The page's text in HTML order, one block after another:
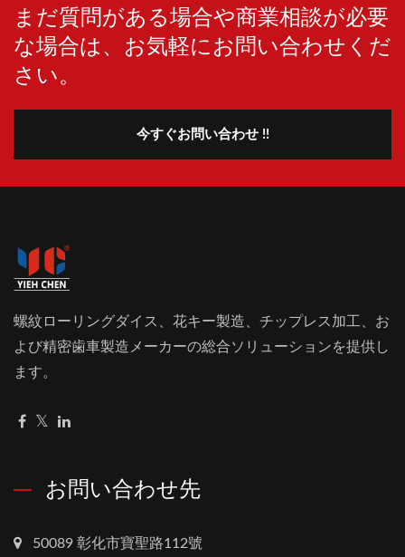
まだ質問がある場合や商業相談が必要
な場合は、お気軽にお問い合わせくだ
さい。
今すぐお問い合わせ !!
螺紋ローリングダイス、花キー製造、チップレス加工、お
よび精密歯車製造メーカーの総合ソリューションを提供し
ます。
お問い合わせ先
50089 彰化市寶聖路112號